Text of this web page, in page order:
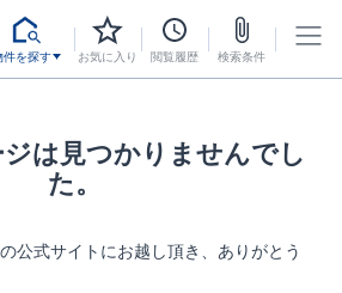
件を探す お気に入り 閲覧履歴 検索条件
は見つかりませんでし
た。
公式サイトにお越し頂き、ありがとう